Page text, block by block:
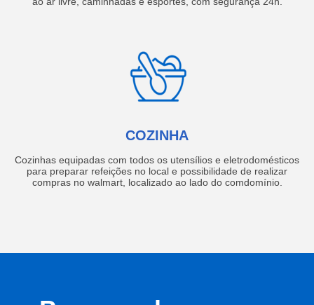
COZINHA
Cozinhas equipadas com todos os utensílios e eletrodomésticos
para preparar refeições no local e possibilidade de realizar
compras no walmart, localizado ao lado do comdomínio.